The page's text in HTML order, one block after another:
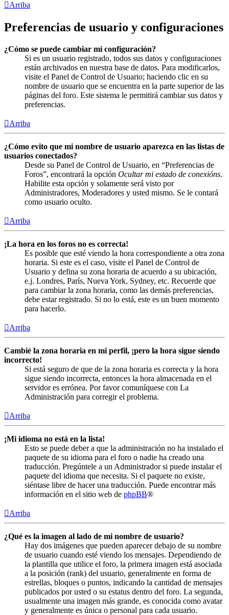
Arriba
Preferencias de usuario y configuraciones
¿Cómo se puede cambiar mi configuración?
Si es un usuario registrado, todos sus datos y configuraciones
están archivados en nuestra base de datos. Para modificarlos,
visite el Panel de Control de Usuario; haciendo clic en su
nombre de usuario que se encuentra en la parte superior de las
páginas del foro. Este sistema le permitirá cambiar sus datos y
preferencias.
Arriba
¿Cómo evito que mi nombre de usuario aparezca en las listas de
usuarios conectados?
Desde su Panel de Control de Usuario, en “Preferencias de
Foros”, encontrará la opción Ocultar mi estado de conexións.
Habilite esta opción y solamente será visto por
Administradores, Moderadores y usted mismo. Se le contará
como usuario oculto.
Arriba
¡La hora en los foros no es correcta!
Es posible que esté viendo la hora correspondiente a otra zona
horaria. Si este es el caso, visite el Panel de Control de
Usuario y defina su zona horaria de acuerdo a su ubicación,
e.j. Londres, París, Nueva York, Sydney, etc. Recuerde que
para cambiar la zona horaria, como las demás preferencias,
debe estar registrado. Si no lo está, este es un buen momento
para hacerlo.
Arriba
Cambié la zona horaria en mi perfil, ¡pero la hora sigue siendo
incorrecto!
Si está seguro de que de la zona horaria es correcta y la hora
sigue siendo incorrecta, entonces la hora almacenada en el
servidor es errónea. Por favor comuníquese con La
Administración para corregir el problema.
Arriba
¡Mi idioma no está en la lista!
Esto se puede deber a que la administración no ha instalado el
paquete de su idioma para el foro o nadie ha creado una
traducción. Pregúntele a un Administrador si puede instalar el
paquete del idioma que necesita. Si el paquete no existe,
siéntase libre de hacer una traducción. Puede encontrar más
información en el sitio web de phpBB®
Arriba
¿Qué es la imagen al lado de mi nombre de usuario?
Hay dos imágenes que pueden aparecer debajo de su nombre
de usuario cuando esté viendo los mensajes. Dependiendo de
la plantilla que utilice el foro, la primera imagen está asociada
a la posición (rank) del usuario, generalmente en forma de
estrellas, bloques o puntos, indicando la cantidad de mensajes
publicados por usted o su estatus dentro del foro. La segunda,
usualmente una imagen más grande, es conocida como avatar
y generalmente es única o personal para cada usuario.